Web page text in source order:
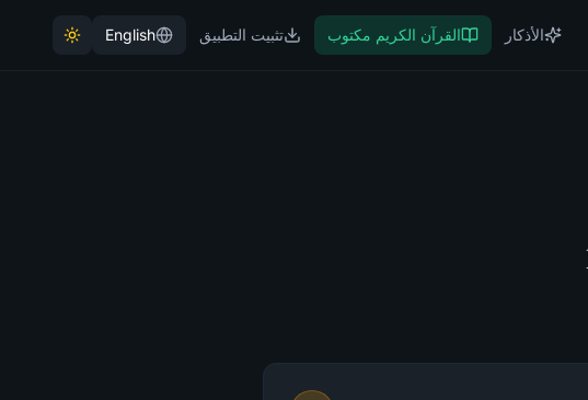
الأذكار القرآن الكريم مكتوب تثبيت التطبيق English